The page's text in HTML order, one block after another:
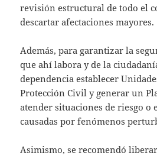
revisión estructural de todo el
descartar afectaciones mayores.
Además, para garantizar la
que ahí labora y de la
dependencia establecer
Protección Civil y generar un
atender situaciones de riesgo o
causadas por fenómenos
Asimismo, se recomendó